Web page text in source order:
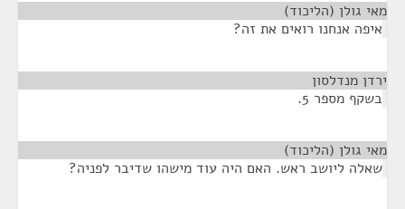
מאי גולן (הליכוד)
איפה אנחנו רואים את זה?
ירדן מנדלסון
בשקף מספר 5.
מאי גולן (הליכוד)
שאלה ליושב ראש. האם היה עוד מישהו שדיבר לפניה?